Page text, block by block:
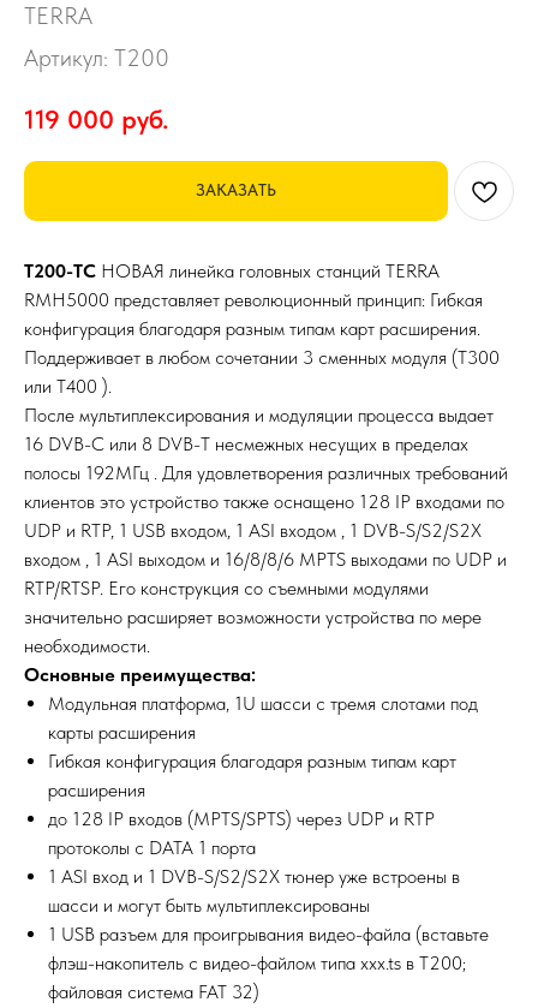
TERRA
Артикул: T200
119 000 руб.
ЗАКАЗАТЬ
T200-TC НОВАЯ линейка головных станций TERRA
RMH5000 представляет революционный принцип: Гибкая
конфигурация благодаря разным типам карт расширения.
Поддерживает в любом сочетании 3 сменных модуля (T300
или T400 ).
После мультиплексирования и модуляции процесса выдает
16 DVB-C или 8 DVB-T несмежных несущих в пределах
полосы 192МГц . Для удовлетворения различных требований
клиентов это устройство также оснащено 128 IP входами по
UDP и RTP, 1 USB входом, 1 ASI входом , 1 DVB-S/S2/S2X
входом , 1 ASI выходом и 16/8/8/6 MPTS выходами по UDP и
RTP/RTSP. Его конструкция со съемными модулями
значительно расширяет возможности устройства по мере
необходимости.
Основные преимущества:
Модульная платформа, 1U шасси с тремя слотами под
карты расширения
Гибкая конфигурация благодаря разным типам карт
расширения
до 128 IP входов (MPTS/SPTS) через UDP и RTP
протоколы с DATA 1 порта
1 ASI вход и 1 DVB-S/S2/S2X тюнер уже встроены в
шасси и могут быть мультиплексированы
1 USB разъем для проигрывания видео-файла (вставьте
флэш-накопитель с видео-файлом типа xxx.ts в T200;
файловая система FAT 32)